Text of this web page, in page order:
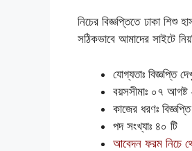
নিচের বিজ্ঞপ্তিতে ঢাকা শিশু
সঠিকভাবে আমাদের সাইটে
যোগ্যতাঃ বিজ্ঞপ্তি
বয়সসীমাঃ ০৭
কাজের ধরণঃ
পদ সংখ্যাঃ ৪০ টি
আবেদন ফরম নিচে